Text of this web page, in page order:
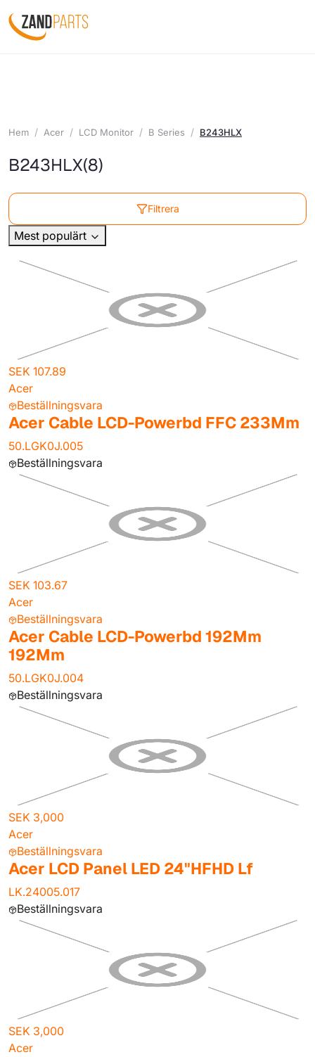
Hem Acer LCD Monitor B Series B243HLX
B243HLX(8)
Filtrera
Mest populärt
SEK 107.89
Acer
Beställningsvara
Acer Cable LCD-Powerbd FFC 233Mm
50.LGK0J.005
Beställningsvara
SEK 103.67
Acer
Beställningsvara
Acer Cable LCD-Powerbd 192Mm
192Mm
50.LGK0J.004
Beställningsvara
SEK 3,000
Acer
Beställningsvara
Acer LCD Panel LED 24"HFHD Lf
LK.24005.017
Beställningsvara
SEK 3,000
Acer